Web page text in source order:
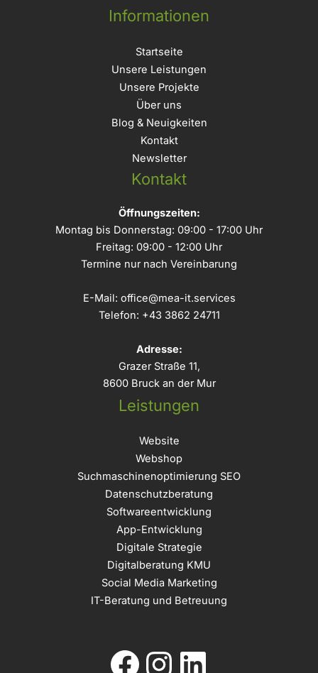
Informationen
Startseite
Unsere Leistungen
Unsere Projekte
Über uns
Blog & Neuigkeiten
Kontakt
Newsletter
Kontakt
Öffnungszeiten:
Montag bis Donnerstag: 09:00 - 17:00 Uhr
Freitag: 09:00 - 12:00 Uhr
Termine nur nach Vereinbarung
E-Mail: office@mea-it.services
Telefon: +43 3862 24711
Adresse:
Grazer Straße 11,
8600 Bruck an der Mur
Leistungen
Website
Webshop
Suchmaschinenoptimierung SEO
Datenschutzberatung
Softwareentwicklung
App-Entwicklung
Digitale Strategie
Digitalberatung KMU
Social Media Marketing
IT-Beratung und Betreuung
Facebook
Instagram
LinkedIn